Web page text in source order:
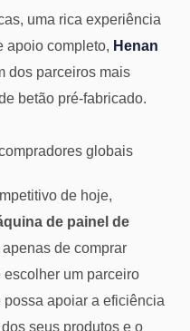
uma rica experiência
apoio completo, Henan
dos parceiros mais
betão pré-fabricado.
globais
de hoje,
de painel de
de comprar
um parceiro
apoiar a eficiência
seus produtos e o